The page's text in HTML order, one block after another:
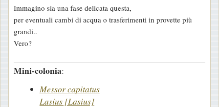
s
s
a
g
i
Immagino sia una fase delicata questa,
per eventuali cambi di acqua o trasferimenti in provette più
grandi..
Vero?
Mini-colonia:
Messor capitatus
Lasius [Lasius]